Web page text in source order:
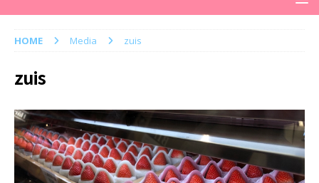
HOME Media zuis
zuis